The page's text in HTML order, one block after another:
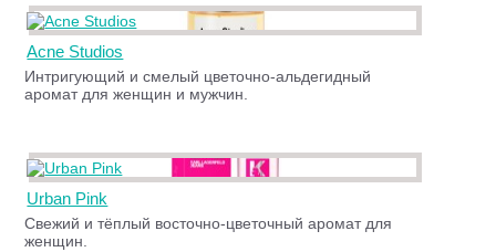
Acne Studios
Интригующий и смелый цветочно-альдегидный
аромат для женщин и мужчин.
Urban Pink
Свежий и тёплый восточно-цветочный аромат для
женщин.